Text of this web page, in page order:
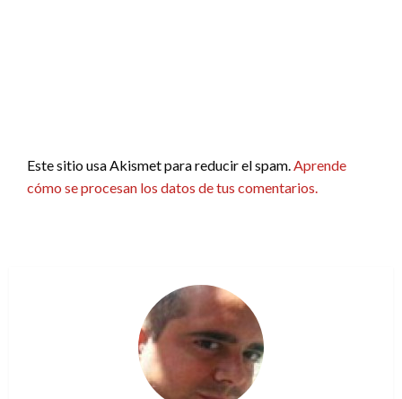
Este sitio usa Akismet para reducir el spam.Aprende
cómo se procesan los datos de tus comentarios.